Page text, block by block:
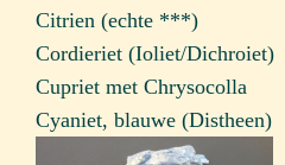
Citrien (echte ***)
Cordieriet (Ioliet/Dichroiet)
Cupriet met Chrysocolla
Cyaniet, blauwe (Distheen)